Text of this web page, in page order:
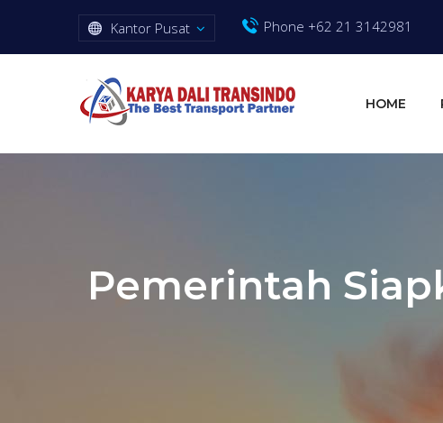
Kantor Pusat Phone +62 21 3142981
HOME
Pemerintah